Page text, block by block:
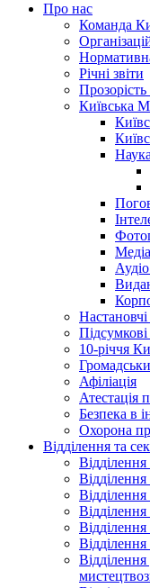
Про нас
Команда
Річні звіти
Прозорість
Київська
Настановчі
Підсумкові
10-річчя
Афіліація
Атестація
Безпека в
Охорона
Відділення та
Відділення
Відділення
Відділення
Відділення